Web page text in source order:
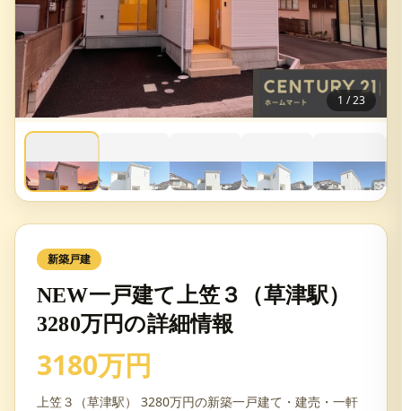
1 /23
新築戸建
NEW一戸建て上笠３（草津駅）
3280万円の詳細情報
3180万円
上笠３（草津駅） 3280万円の新築一戸建て・建売・一軒